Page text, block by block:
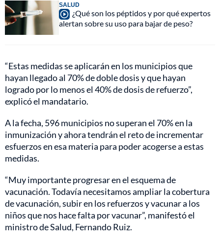
SALUD
¿Qué son los péptidos y por qué expertos
alertan sobre su uso para bajar de peso?
“Estas medidas se aplicarán en los municipios que
hayan llegado al 70% de doble dosis y que hayan
logrado por lo menos el 40% de dosis de refuerzo”,
explicó el mandatario.
A la fecha, 596 municipios no superan el 70% en la
inmunización y ahora tendrán el reto de incrementar
esfuerzos en esa materia para poder acogerse a estas
medidas.
“Muy importante progresar en el esquema de
vacunación. Todavía necesitamos ampliar la cobertura
de vacunación, subir en los refuerzos y vacunar a los
niños que nos hace falta por vacunar”, manifestó el
ministro de Salud, Fernando Ruiz.